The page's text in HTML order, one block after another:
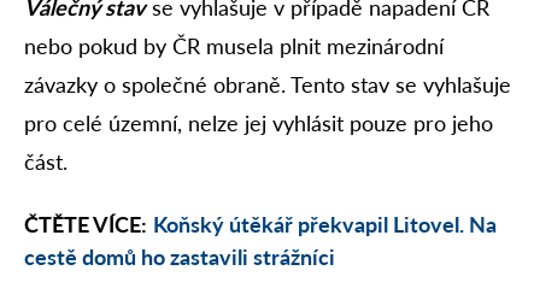
Válečný stavse vyhlašuje v případě napadení ČR
nebo pokud by ČR musela plnit mezinárodní
závazky o společné obraně. Tento stav se vyhlašuje
pro celé územní, nelze jej vyhlásit pouze pro jeho
část.
ČTĚTE VÍCE: Koňský útěkář překvapil Litovel. Na
cestě domů ho zastavili strážníci